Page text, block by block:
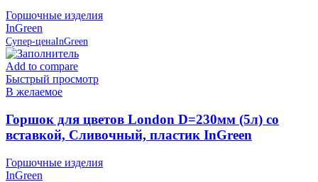
Горшочные изделия
InGreen
Супер-ценаInGreen
Add to compare
Быстрый просмотр
В желаемое
Горшок для цветов London D=230мм (5л) со
вставкой, Сливочный, пластик InGreen
Горшочные изделия
InGreen